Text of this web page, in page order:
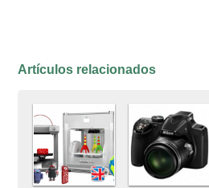
Artículos relacionados